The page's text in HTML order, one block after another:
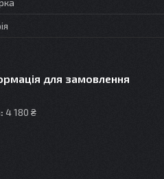
для замовлення
4 180 ₴